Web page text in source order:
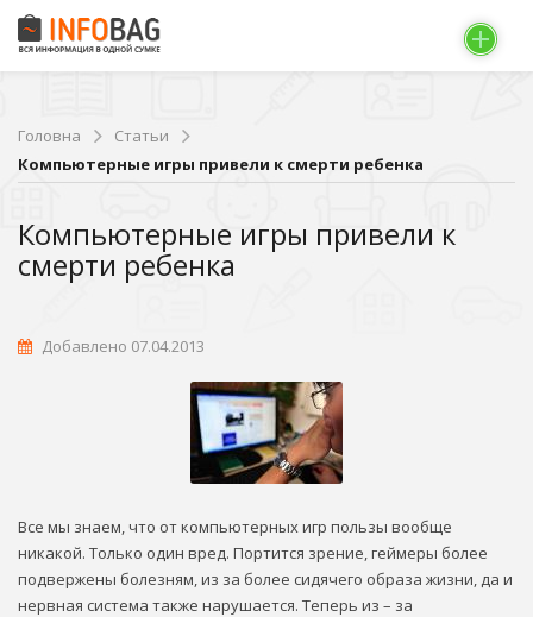
Головна
Статьи
Компьютерные игры привели к смерти ребенка
Компьютерные игры привели к
смерти ребенка
Добавлено 07.04.2013
Все мы знаем, что от компьютерных игр пользы вообще
никакой. Только один вред. Портится зрение, геймеры более
подвержены болезням, из за более сидячего образа жизни, да и
нервная система также нарушается. Теперь из – за